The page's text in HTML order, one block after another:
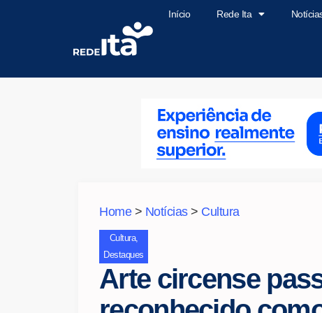
Início Rede Ita
Home> Notícias> Cultura
Cultura,
Destaques
Arte circense